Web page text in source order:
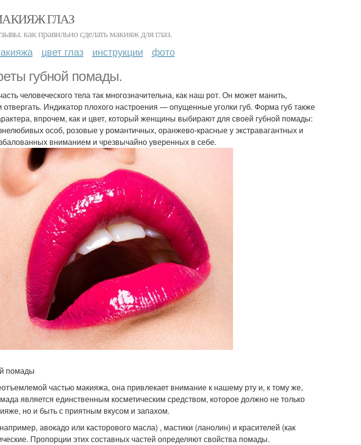
ГЛАЗ
как правильно сделать макияж для глаз.
цвет глаз инструкции фото
губной помады.
человеческого тела так многозначительна, как наш рот. Он может манить,
отвергать. Индикатор плохого настроения — опущенные уголки губ. Форма губ также
впрочем, как и цвет, который женщины выбирают для своей губной помады:
особ, розовые у романтичных, оранжево-красные у экстравагантных и
вниманием и чрезвычайно уверенных в себе.
помады
частью макияжа, она привлекает внимание к нашему рту и, к тому же,
является единственным косметическим средством, которое должно не только
но и быть с приятным вкусом и запахом.
авокадо или касторового масла) , мастики (ланолин) и красителей (как
Пропорции этих составных частей определяют свойства помады.